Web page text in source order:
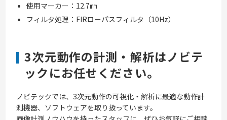
使用マーカー：12.7㎜
フィルタ処理：FIRローパスフィルタ（10Hz）
3次元動作の計測・解析はノビテ
ックにお任せください。
ノビテックでは、3次元動作の可視化・解析に最適な動作計
測機器、ソフトウェアを取り扱っています。